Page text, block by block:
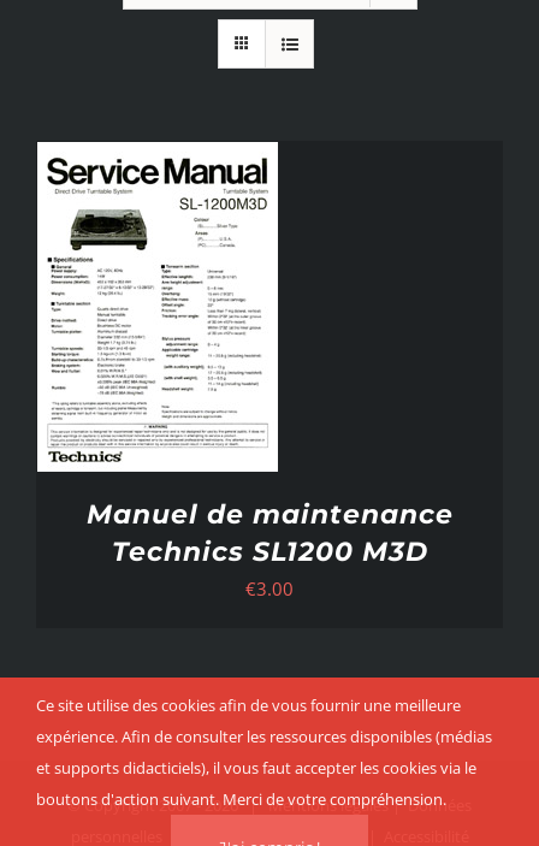
Manuel de maintenance
Technics SL1200 M3D
€3.00
© Copyright 2007 -2026 |Mentions légales|Données
Politique cookies
Ce site utilise des cookies afin de vous fournir une meilleure
expérience. Afin de consulter les ressources disponibles (médias
et supports didacticiels), il vous faut accepter les cookies via le
boutons d'action suivant. Merci de votre compréhension.